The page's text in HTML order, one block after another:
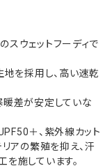
ウェットフーディで
地を採用し、高い速乾
暖差が安定していな
＋、紫外線カット
アの繁殖を抑え、汗
施しています。